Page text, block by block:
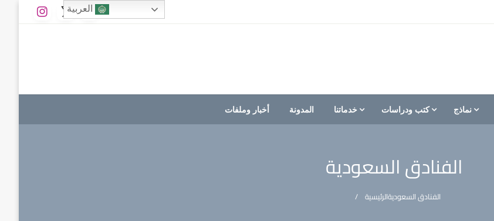
نماذج كتب ودراسات خدماتنا المدونة أخبار وملفات
الفنادق السعودية
الرئيسيةالفنادق السعودية
العربية